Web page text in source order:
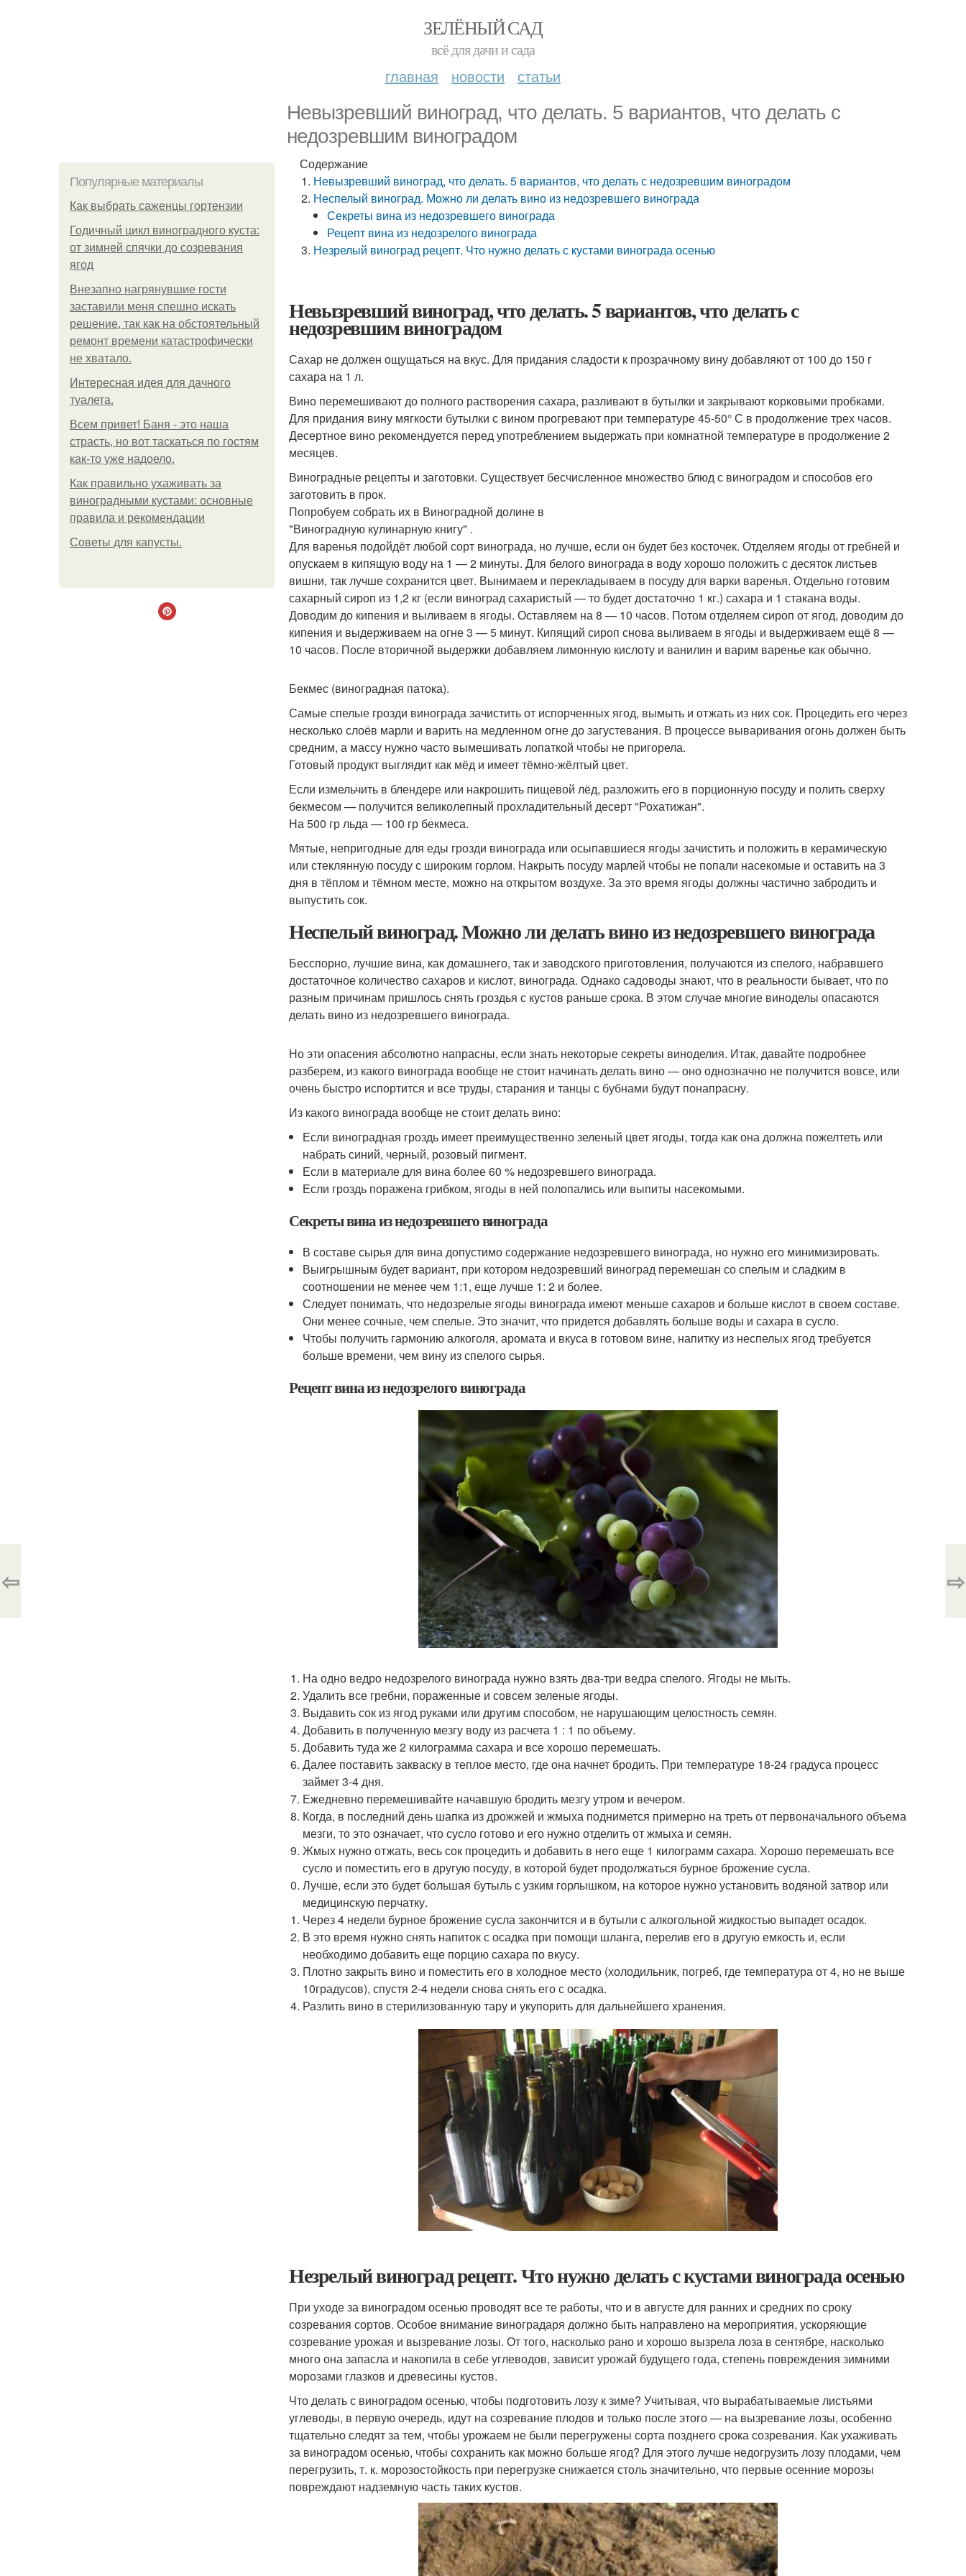
ЗЕЛЁНЫЙ САД
всё для дачи и сада
главная новости статьи
Невызревший виноград, что делать. 5 вариантов, что делать с
недозревшим виноградом
Популярные материалы
Как выбрать саженцы гортензии
Годичный цикл виноградного куста:
от зимней спячки до созревания
ягод
Внезапно нагрянувшие гости
заставили меня спешно искать
решение, так как на обстоятельный
ремонт времени катастрофически
не хватало.
Интересная идея для дачного
туалета.
Всем привет! Баня - это наша
страсть, но вот таскаться по гостям
как-то уже надоело.
Как правильно ухаживать за
виноградными кустами: основные
правила и рекомендации
Советы для капусты.
Содержание
Невызревший виноград, что делать. 5 вариантов, что делать с недозревшим виноградом
Неспелый виноград. Можно ли делать вино из недозревшего винограда
Секреты вина из недозревшего винограда
Рецепт вина из недозрелого винограда
Незрелый виноград рецепт. Что нужно делать с кустами винограда осенью
Невызревший виноград, что делать. 5 вариантов, что делать с
недозревшим виноградом
Сахар не должен ощущаться на вкус. Для придания сладости к прозрачному вину добавляют от 100 до 150 г
сахара на 1 л.
Вино перемешивают до полного растворения сахара, разливают в бутылки и закрывают корковыми пробками.
Для придания вину мягкости бутылки с вином прогревают при температуре 45-50° С в продолжение трех часов.
Десертное вино рекомендуется перед употреблением выдержать при комнатной температуре в продолжение 2
месяцев.
Виноградные рецепты и заготовки. Существует бесчисленное множество блюд с виноградом и способов его
заготовить в прок.
Попробуем собрать их в Виноградной долине в
"Виноградную кулинарную книгу" .
Для варенья подойдёт любой сорт винограда, но лучше, если он будет без косточек. Отделяем ягоды от гребней и
опускаем в кипящую воду на 1 — 2 минуты. Для белого винограда в воду хорошо положить с десяток листьев
вишни, так лучше сохранится цвет. Вынимаем и перекладываем в посуду для варки варенья. Отдельно готовим
сахарный сироп из 1,2 кг (если виноград сахаристый — то будет достаточно 1 кг.) сахара и 1 стакана воды.
Доводим до кипения и выливаем в ягоды. Оставляем на 8 — 10 часов. Потом отделяем сироп от ягод, доводим до
кипения и выдерживаем на огне 3 — 5 минут. Кипящий сироп снова выливаем в ягоды и выдерживаем ещё 8 —
10 часов. После вторичной выдержки добавляем лимонную кислоту и ванилин и варим варенье как обычно.
Бекмес (виноградная патока).
Самые спелые грозди винограда зачистить от испорченных ягод, вымыть и отжать из них сок. Процедить его через
несколько слоёв марли и варить на медленном огне до загустевания. В процессе вываривания огонь должен быть
средним, а массу нужно часто вымешивать лопаткой чтобы не пригорела.
Готовый продукт выглядит как мёд и имеет тёмно-жёлтый цвет.
Если измельчить в блендере или накрошить пищевой лёд, разложить его в порционную посуду и полить сверху
бекмесом — получится великолепный прохладительный десерт "Рохатижан".
На 500 гр льда — 100 гр бекмеса.
Мятые, непригодные для еды грозди винограда или осыпавшиеся ягоды зачистить и положить в керамическую
или стеклянную посуду с широким горлом. Накрыть посуду марлей чтобы не попали насекомые и оставить на 3
дня в тёплом и тёмном месте, можно на открытом воздухе. За это время ягоды должны частично забродить и
выпустить сок.
Неспелый виноград. Можно ли делать вино из недозревшего винограда
Бесспорно, лучшие вина, как домашнего, так и заводского приготовления, получаются из спелого, набравшего
достаточное количество сахаров и кислот, винограда. Однако садоводы знают, что в реальности бывает, что по
разным причинам пришлось снять гроздья с кустов раньше срока. В этом случае многие виноделы опасаются
делать вино из недозревшего винограда.
Но эти опасения абсолютно напрасны, если знать некоторые секреты виноделия. Итак, давайте подробнее
разберем, из какого винограда вообще не стоит начинать делать вино — оно однозначно не получится вовсе, или
очень быстро испортится и все труды, старания и танцы с бубнами будут понапрасну.
Из какого винограда вообще не стоит делать вино:
Если виноградная гроздь имеет преимущественно зеленый цвет ягоды, тогда как она должна пожелтеть или
набрать синий, черный, розовый пигмент.
Если в материале для вина более 60 % недозревшего винограда.
Если гроздь поражена грибком, ягоды в ней полопались или выпиты насекомыми.
Секреты вина из недозревшего винограда
В составе сырья для вина допустимо содержание недозревшего винограда, но нужно его минимизировать.
Выигрышным будет вариант, при котором недозревший виноград перемешан со спелым и сладким в
соотношении не менее чем 1:1, еще лучше 1: 2 и более.
Следует понимать, что недозрелые ягоды винограда имеют меньше сахаров и больше кислот в своем составе.
Они менее сочные, чем спелые. Это значит, что придется добавлять больше воды и сахара в сусло.
Чтобы получить гармонию алкоголя, аромата и вкуса в готовом вине, напитку из неспелых ягод требуется
больше времени, чем вину из спелого сырья.
Рецепт вина из недозрелого винограда
На одно ведро недозрелого винограда нужно взять два-три ведра спелого. Ягоды не мыть.
Удалить все гребни, пораженные и совсем зеленые ягоды.
Выдавить сок из ягод руками или другим способом, не нарушающим целостность семян.
Добавить в полученную мезгу воду из расчета 1 : 1 по объему.
Добавить туда же 2 килограмма сахара и все хорошо перемешать.
Далее поставить закваску в теплое место, где она начнет бродить. При температуре 18-24 градуса процесс
займет 3-4 дня.
Ежедневно перемешивайте начавшую бродить мезгу утром и вечером.
Когда, в последний день шапка из дрожжей и жмыха поднимется примерно на треть от первоначального объема
мезги, то это означает, что сусло готово и его нужно отделить от жмыха и семян.
Жмых нужно отжать, весь сок процедить и добавить в него еще 1 килограмм сахара. Хорошо перемешать все
сусло и поместить его в другую посуду, в которой будет продолжаться бурное брожение сусла.
Лучше, если это будет большая бутыль с узким горлышком, на которое нужно установить водяной затвор или
медицинскую перчатку.
Через 4 недели бурное брожение сусла закончится и в бутыли с алкогольной жидкостью выпадет осадок.
В это время нужно снять напиток с осадка при помощи шланга, перелив его в другую емкость и, если
необходимо добавить еще порцию сахара по вкусу.
Плотно закрыть вино и поместить его в холодное место (холодильник, погреб, где температура от 4, но не выше
10градусов), спустя 2-4 недели снова снять его с осадка.
Разлить вино в стерилизованную тару и укупорить для дальнейшего хранения.
Незрелый виноград рецепт. Что нужно делать с кустами винограда осенью
При уходе за виноградом осенью проводят все те работы, что и в августе для ранних и средних по сроку
созревания сортов. Особое внимание виноградаря должно быть направлено на мероприятия, ускоряющие
созревание урожая и вызревание лозы. От того, насколько рано и хорошо вызрела лоза в сентябре, насколько
много она запасла и накопила в себе углеводов, зависит урожай будущего года, степень повреждения зимними
морозами глазков и древесины кустов.
Что делать с виноградом осенью, чтобы подготовить лозу к зиме? Учитывая, что вырабатываемые листьями
углеводы, в первую очередь, идут на созревание плодов и только после этого — на вызревание лозы, особенно
тщательно следят за тем, чтобы урожаем не были перегружены сорта позднего срока созревания. Как ухаживать
за виноградом осенью, чтобы сохранить как можно больше ягод? Для этого лучше недогрузить лозу плодами, чем
перегрузить, т. к. морозостойкость при перегрузке снижается столь значительно, что первые осенние морозы
повреждают надземную часть таких кустов.
⇦ ⇨